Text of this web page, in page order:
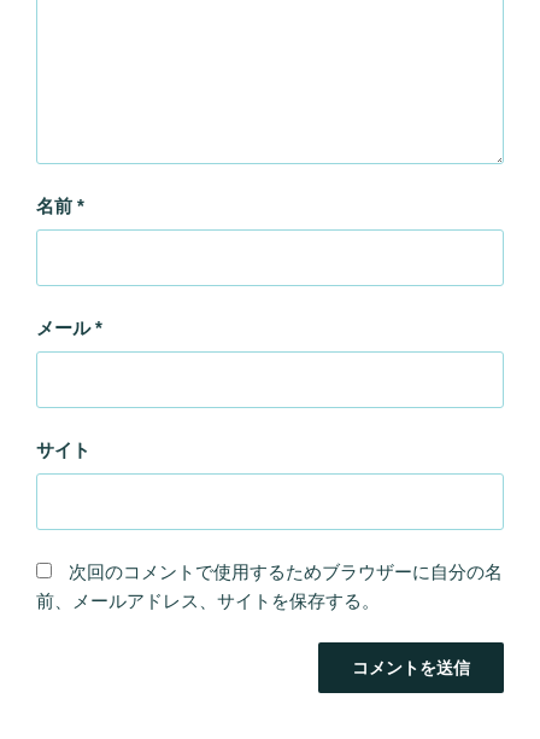
名前 *
メール*
サイト
次回のコメントで使用するためブラウザーに自分の名
前、メールアドレス、サイトを保存する。